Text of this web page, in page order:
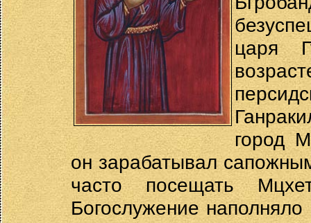
царя
город
он зарабатывал
часто посещать
Богослужение